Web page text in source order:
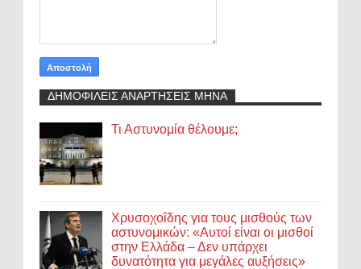
ΔΗΜΟΦΙΛΕΙΣ ΑΝΑΡΤΗΣΕΙΣ ΜΗΝΑ
Τι Αστυνομία θέλουμε;
Χρυσοχοΐδης για τους μισθούς των
αστυνομικών: «Αυτοί είναι οι μισθοί
στην Ελλάδα – Δεν υπάρχει
δυνατότητα για μεγάλες αυξήσεις»